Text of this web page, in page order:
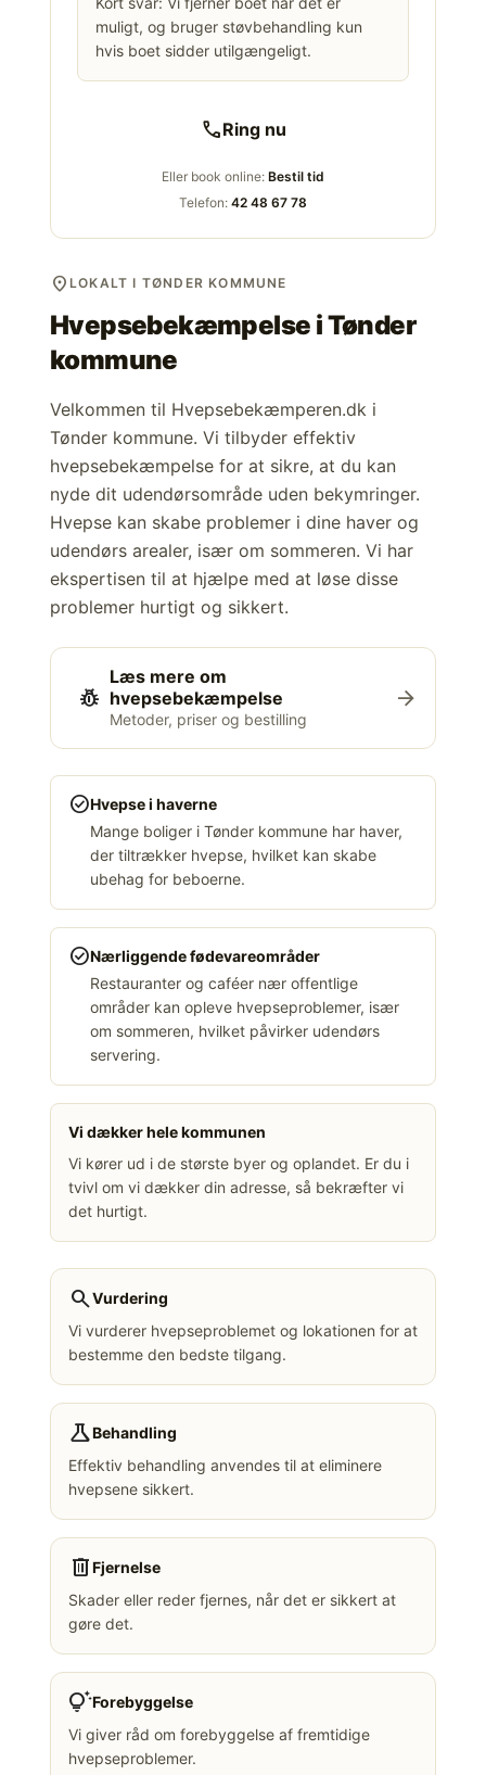
muligt, og bruger støvbehandling kun
hvis boet sidder utilgængeligt.
callRing nu
Eller book online: Bestil tid
Telefon: 42 48 67 78
location_on LOKALT I TØNDER KOMMUNE
Hvepsebekæmpelse iTønder
kommune
Velkommen til Hvepsebekæmperen.dk i
Tønder kommune. Vi tilbyder effektiv
hvepsebekæmpelse for at sikre, at du kan
nyde dit udendørsområde uden bekymringer.
Hvepse kan skabe problemer i dine haver og
udendørs arealer, især om sommeren. Vi har
ekspertisen til at hjælpe med at løse disse
problemer hurtigt og sikkert.
pest_control
Læs mere om
hvepsebekæmpelse
Metoder, priser og bestilling
arrow_forward
check_circleHvepse i haverne
Mange boliger i Tønder kommune har haver,
der tiltrækker hvepse, hvilket kan skabe
ubehag for beboerne.
check_circleNærliggende fødevareområder
Restauranter og caféer nær offentlige
områder kan opleve hvepseproblemer, især
om sommeren, hvilket påvirker udendørs
servering.
Vi dækker hele kommunen
Vi kører ud i de største byer og oplandet. Er du i
tvivl om vi dækker din adresse, så bekræfter vi
det hurtigt.
searchVurdering
Vi vurderer hvepseproblemet og lokationen for at
bestemme den bedste tilgang.
scienceBehandling
Effektiv behandling anvendes til at eliminere
hvepsene sikkert.
deleteFjernelse
Skader eller reder fjernes, når det er sikkert at
gøre det.
tips_and_updatesForebyggelse
Vi giver råd om forebyggelse af fremtidige
hvepseproblemer.